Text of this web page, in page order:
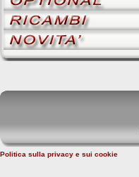
Politica sulla privacy e sui cookie